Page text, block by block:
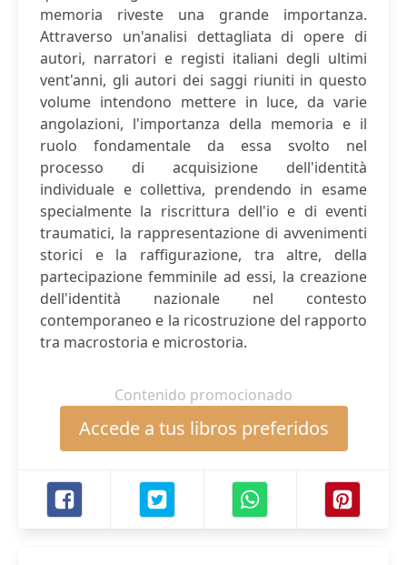
memoria riveste una grande importanza.
Attraverso un'analisi dettagliata di opere di
autori, narratori e registi italiani degli ultimi
vent'anni, gli autori dei saggi riuniti in questo
volume intendono mettere in luce, da varie
angolazioni, l'importanza della memoria e il
ruolo fondamentale da essa svolto nel
processo di acquisizione dell'identità
individuale e collettiva, prendendo in esame
specialmente la riscrittura dell'io e di eventi
traumatici, la rappresentazione di avvenimenti
storici e la raffigurazione, tra altre, della
partecipazione femminile ad essi, la creazione
dell'identità nazionale nel contesto
contemporaneo e la ricostruzione del rapporto
tra macrostoria e microstoria.
Contenido promocionado
Accede a tus libros preferidos